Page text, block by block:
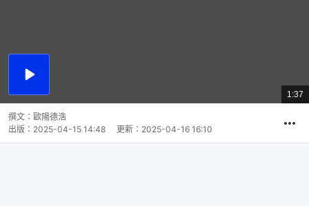
播
總
共
1:37
撰文： 歐陽德浩
出版： 2025-04-15 14:48 更新： 2025-04-16 16:10